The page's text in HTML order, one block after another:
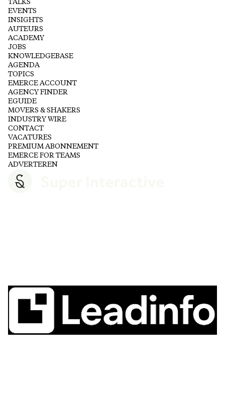
TALKS
EVENTS
INSIGHTS
AUTEURS
ACADEMY
JOBS
KNOWLEDGEBASE
AGENDA
TOPICS
EMERCE ACCOUNT
AGENCY FINDER
EGUIDE
MOVERS & SHAKERS
INDUSTRY WIRE
CONTACT
VACATURES
PREMIUM ABONNEMENT
EMERCE FOR TEAMS
ADVERTEREN